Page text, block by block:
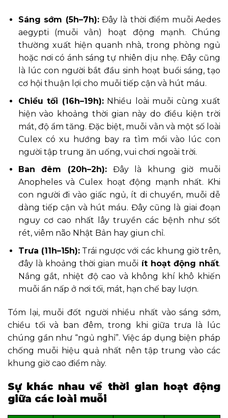
Sáng sớm (5h–7h):Đây là thời điểm muỗi Aedes
aegypti (muỗi vằn) hoạt động mạnh. Chúng
thường xuất hiện quanh nhà, trong phòng ngủ
hoặc nơi có ánh sáng tự nhiên dịu nhẹ. Đây cũng
là lúc con người bắt đầu sinh hoạt buổi sáng, tạo
cơ hội thuận lợi cho muỗi tiếp cận và hút máu.
Chiều tối (16h–19h):Nhiều loài muỗi cùng xuất
hiện vào khoảng thời gian này do điều kiện trời
mát, độ ẩm tăng. Đặc biệt, muỗi vằn và một số loài
Culex có xu hướng bay ra tìm mồi vào lúc con
người tập trung ăn uống, vui chơi ngoài trời.
Ban đêm (20h–2h): Đây là khung giờ muỗi
Anopheles và Culex hoạt động mạnh nhất. Khi
con người đi vào giấc ngủ, ít di chuyển, muỗi dễ
dàng tiếp cận và hút máu. Đây cũng là giai đoạn
nguy cơ cao nhất lây truyền các bệnh như sốt
rét, viêm não Nhật Bản hay giun chỉ.
Trưa (11h–15h):Trái ngược với các khung giờ trên,
đây là khoảng thời gian muỗi ít hoạt động nhất.
Nắng gắt, nhiệt độ cao và không khí khô khiến
muỗi ẩn nấp ở nơi tối, mát, hạn chế bay lượn.
Tóm lại, muỗi đốt người nhiều nhất vào sáng sớm,
chiều tối và ban đêm, trong khi giữa trưa là lúc
chúng gần như “ngủ nghỉ”. Việc áp dụng biện pháp
chống muỗi hiệu quả nhất nên tập trung vào các
khung giờ cao điểm này.
Sự khác nhau về thời gian hoạt động
giữa các loài muỗi